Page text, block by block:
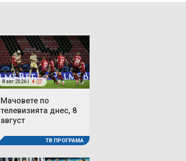
8 авг 2026 | 4
Мачовете по
телевизията днес, 8
август
ТВ ПРОГРАМА